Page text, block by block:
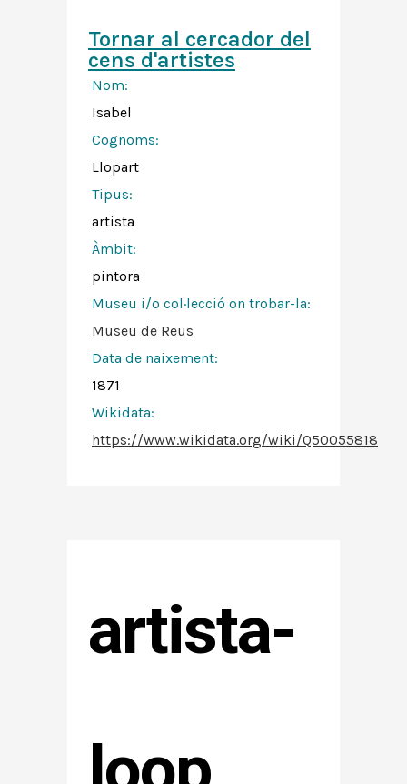
Tornar al cercador del
cens d'artistes
Nom:
Isabel
Cognoms:
Llopart
Tipus:
artista
Àmbit:
pintora
Museu i/o col·lecció on trobar-la:
Museu de Reus
Data de naixement:
1871
Wikidata:
https://www.wikidata.org/wiki/Q50055818
artista-